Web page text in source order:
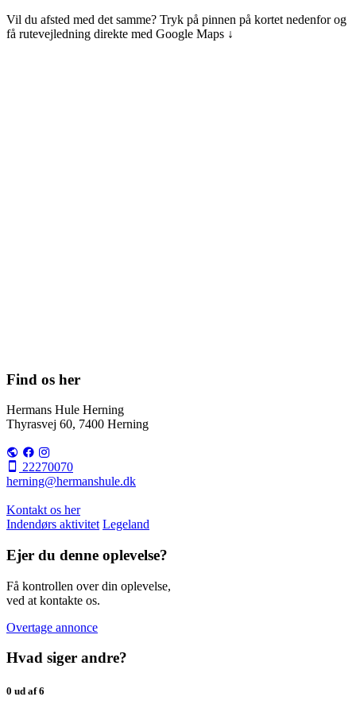
Vil du afsted med det samme? Tryk på pinnen på kortet nedenfor og
få rutevejledning direkte med Google Maps ↓
Find os her
Hermans Hule Herning
Thyrasvej 60, 7400 Herning
22270070
herning@hermanshule.dk
Kontakt os her
Indendørs aktivitet Legeland
Ejer du denne oplevelse?
Få kontrollen over din oplevelse,
ved at kontakte os.
Overtage annonce
Hvad siger andre?
0 ud af 6